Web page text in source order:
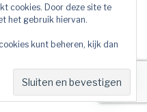
cookies. Door deze site te
het gebruik hiervan.
kunt beheren, kijk dan